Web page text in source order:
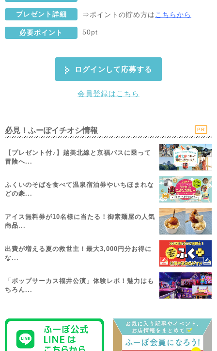
プレゼント詳細 ⇒ポイントの貯め方は こちらから
必要ポイント 50pt
ログインして応募する
会員登録はこちら
必見！ふーぽイチオシ情報 PR
【プレゼント付♪】越美北線と京福バスに乗って
冒険へ...
ふくいのそばを食べて温泉宿泊券やいちほまれな
どの豪...
アイス無料券が10名様に当たる！御素麺屋の人気
商品...
出費が増える夏の救世主！最大3,000円分お得に
な...
「ポップサーカス福井公演」体験レポ！魅力はも
ちろん...